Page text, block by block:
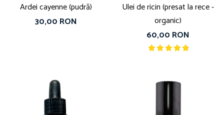
Ardei cayenne (pudră)
30,00 RON
Ulei de ricin (presat la rece -
organic)
60,00 RON